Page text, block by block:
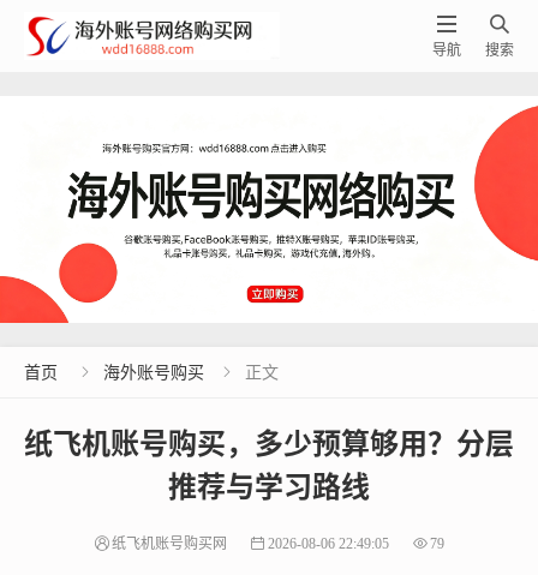

搜索

导航
首页  海外账号购买  正文
纸飞机账号购买，多少预算够用？分层
推荐与学习路线
纸飞机账号购买网 2026-08-06 22:49:05 79